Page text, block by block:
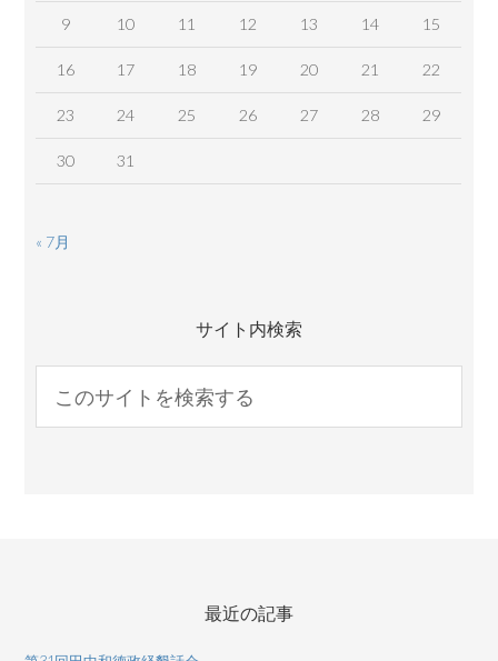
9 10 11 12 13 14 15
16 17 18 19 20 21 22
23 24 25 26 27 28 29
30 31
« 7月
サイト内検索
最近の記事